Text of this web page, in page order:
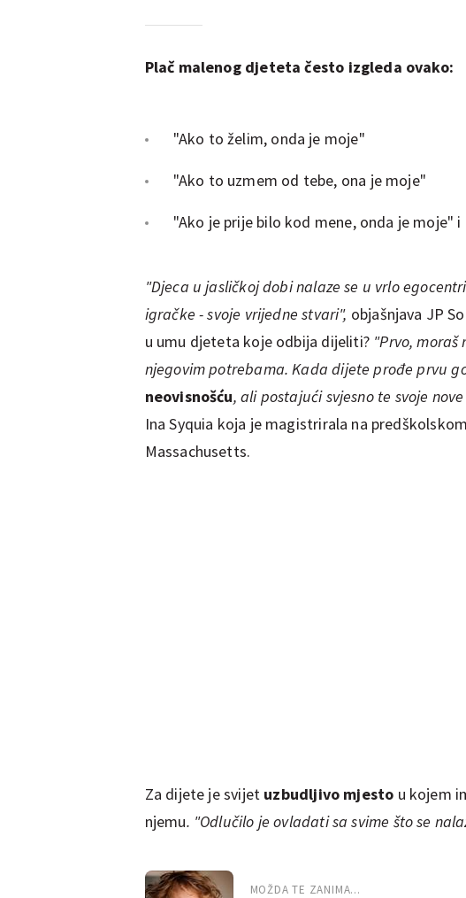
Plač malenog djeteta često izgleda ovako:
"Ako to želim, onda je moje"
"Ako to uzmem od tebe, ona je moje"
"Ako je prije bilo kod mene, onda je moje"
"Djeca u jasličkoj dobi nalaze se u vrlo
igračke - svoje vrijedne stvari", objašnjava JP
u umu djeteta koje odbija dijeliti? "Prvo,
njegovim potrebama. Kada dijete prođe prvu
neovisnošću, ali postajući svjesno te svoje
Ina Syquia koja je magistrirala na
Massachusetts.
Za dijete je svijet uzbudljivo mjesto u kojem
njemu. "Odlučilo je ovladati sa svime što se
MOŽDA TE ZANIMA...